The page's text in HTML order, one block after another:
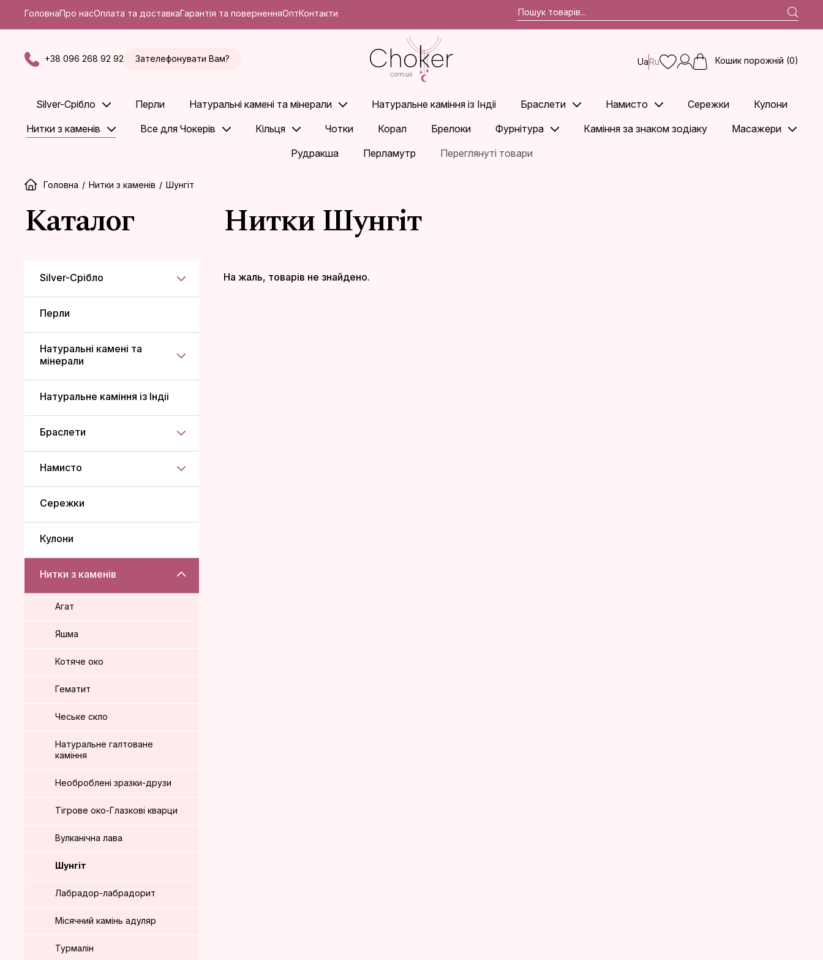
ГоловнаПро насОплата та доставкаГарантія та поверненняОптКонтакти
+38 096 268 92 92 Зателефонувати Вам? UaRu Кошик порожній (0)
Silver-Срібло Перли Натуральні камені та мінерали Натуральне каміння із Індіі Браслети Намисто Сережки
Кулони
Нитки з каменів
Все для Чокерів Кільця Чотки Корал Брелоки Фурнітура Каміння за знаком зодіаку
Масажери
Рудракша
Перламутр Переглянуті товари
Головна / Нитки з каменів / Шунгіт
Каталог
Silver-Срібло
Перли
Натуральні камені та
мінерали
Натуральне каміння із Індіі
Браслети
Намисто
Сережки
Кулони
Нитки з каменів
Агат
Яшма
Котяче око
Гематит
Чеське скло
Натуральне галтоване
каміння
Необроблені зразки-друзи
Тігрове око-Глазкові кварци
Вулканічна лава
Шунгіт
Лабрадор-лабрадорит
Місячний камінь адуляр
Турмалін
Нитки Шунгіт
На жаль, товарів не знайдено.